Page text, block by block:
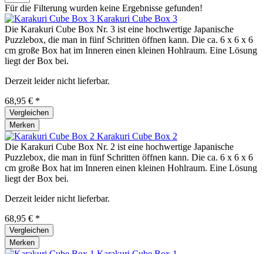
Für die Filterung wurden keine Ergebnisse gefunden!
Karakuri Cube Box 3
Die Karakuri Cube Box Nr. 3 ist eine hochwertige Japanische
Puzzlebox, die man in fünf Schritten öffnen kann. Die ca. 6 x 6 x 6
cm große Box hat im Inneren einen kleinen Hohlraum. Eine Lösung
liegt der Box bei.
Derzeit leider nicht lieferbar.
68,95 € *
Vergleichen
Merken
Karakuri Cube Box 2
Die Karakuri Cube Box Nr. 2 ist eine hochwertige Japanische
Puzzlebox, die man in fünf Schritten öffnen kann. Die ca. 6 x 6 x 6
cm große Box hat im Inneren einen kleinen Hohlraum. Eine Lösung
liegt der Box bei.
Derzeit leider nicht lieferbar.
68,95 € *
Vergleichen
Merken